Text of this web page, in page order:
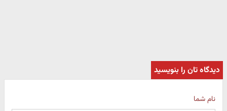
دیدگاه تان را بنویسید
نام شما